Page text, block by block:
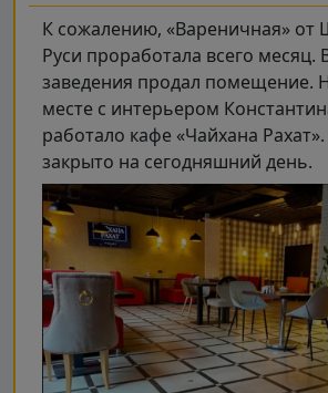
К сожалению, «Вареничная» от
Руси проработала всего месяц.
заведения продал помещение.
месте с интерьером
работало кафе «Чайхана
закрыто на сегодняшний день.